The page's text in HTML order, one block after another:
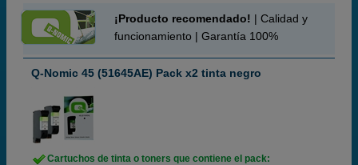
¡Producto recomendado! | Calidad y
funcionamiento | Garantía 100%
Q-Nomic 45 (51645AE) Pack x2 tinta negro
Cartuchos de tinta o toners que contiene el pack: